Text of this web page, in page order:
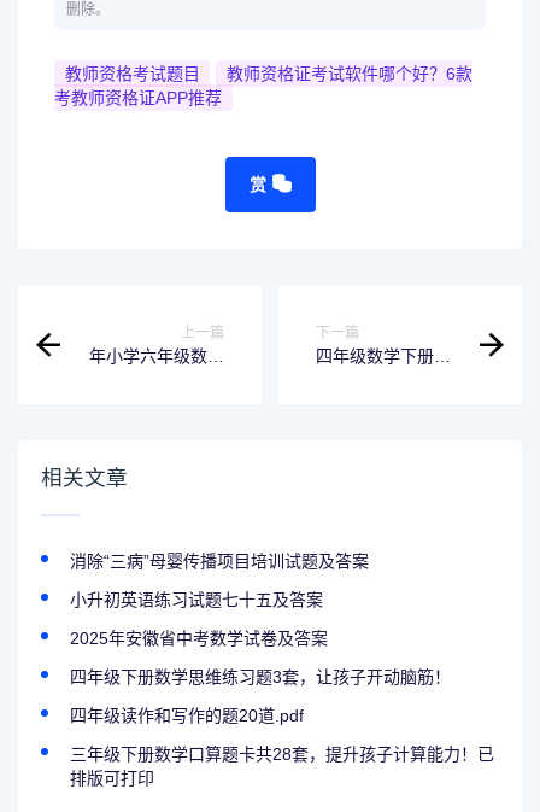
删除。
教师资格考试题目
教师资格证考试软件哪个好？6款
考教师资格证APP推荐
赏
上一篇
年小学六年级数学
下一篇
四年级数学下册期
相关文章
消除“三病”母婴传播项目培训试题及答案
小升初英语练习试题七十五及答案
2025年安徽省中考数学试卷及答案
四年级下册数学思维练习题3套，让孩子开动脑筋！
四年级读作和写作的题20道.pdf
三年级下册数学口算题卡共28套，提升孩子计算能力！已
排版可打印